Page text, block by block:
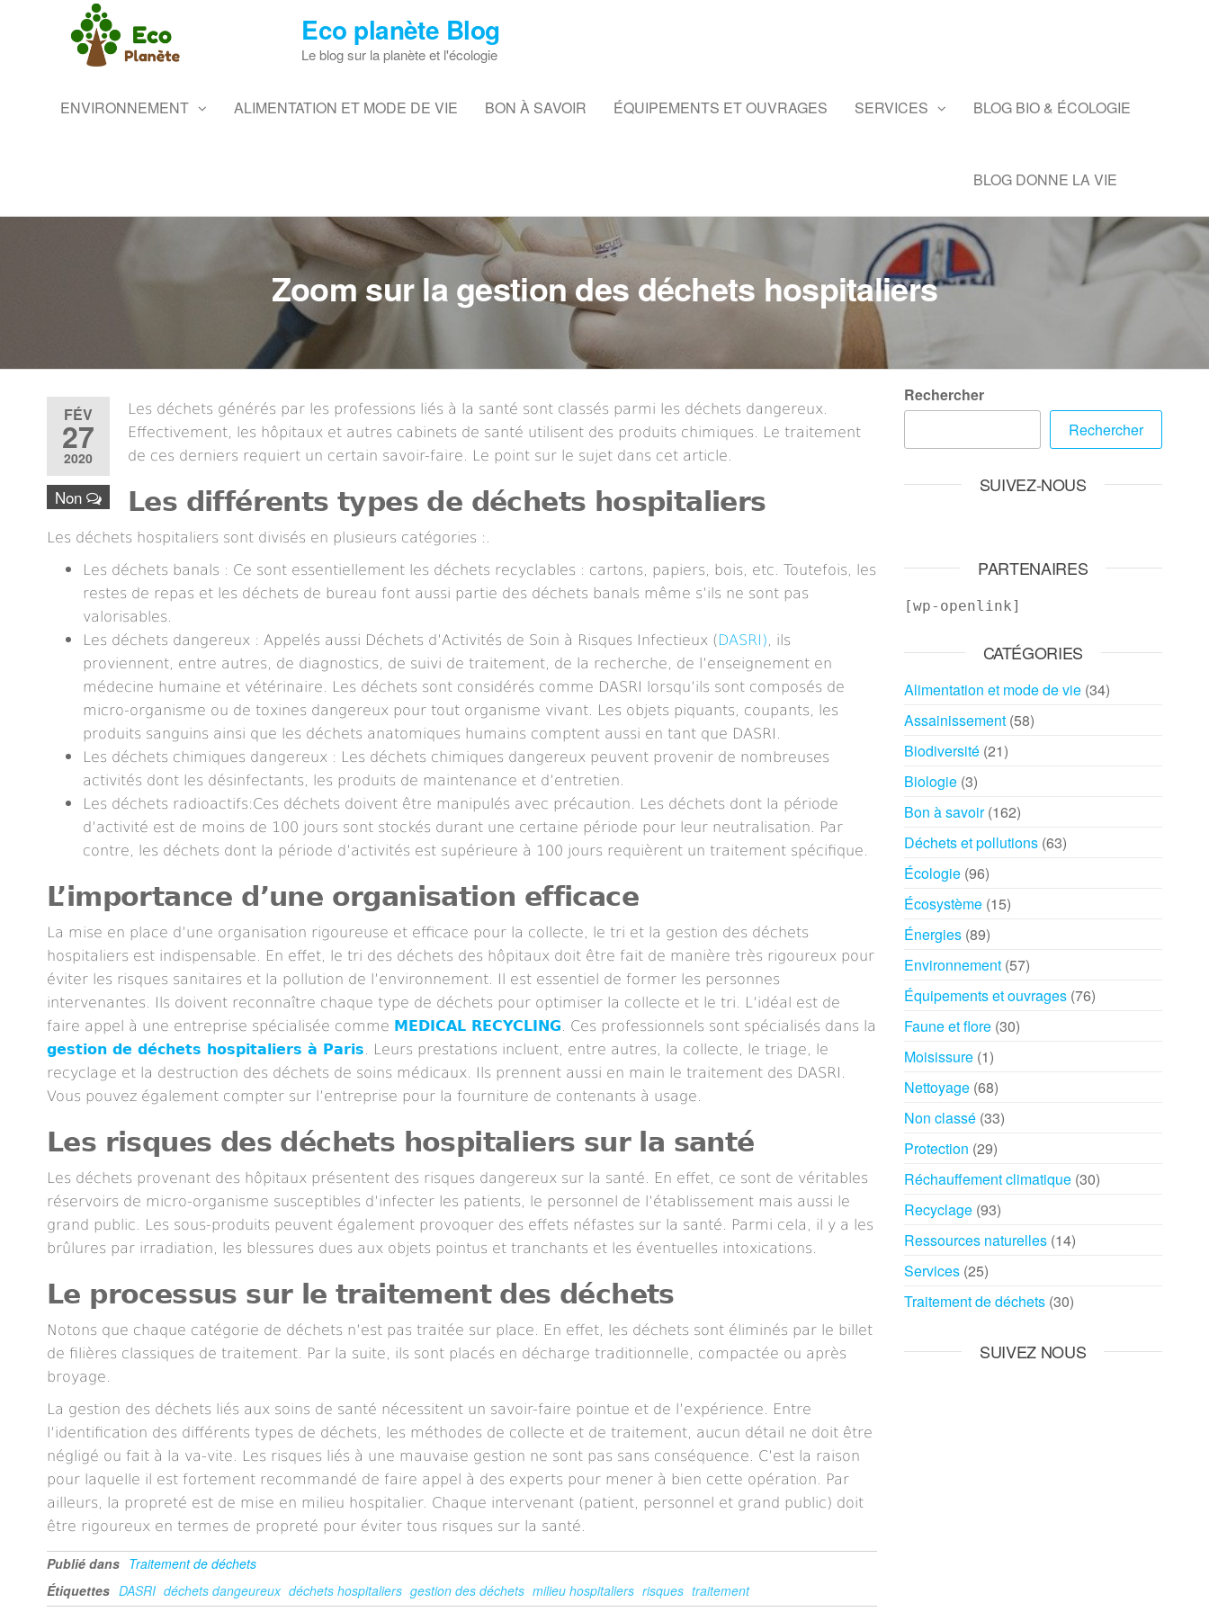
Eco planète Blog
Le blog sur la planète et l'écologie
ENVIRONNEMENT ALIMENTATION ET MODE DE VIE BON À SAVOIR ÉQUIPEMENTS ET OUVRAGES SERVICES BLOG BIO & ÉCOLOGIE
BLOG DONNE LA VIE
Zoom sur la gestion des déchets hospitaliers
FÉV
27
2020
Non
Les déchets générés par les professions liés à la santé sont classés parmi les déchets dangereux.
Effectivement, les hôpitaux et autres cabinets de santé utilisent des produits chimiques. Le traitement
de ces derniers requiert un certain savoir-faire. Le point sur le sujet dans cet article.
Les différents types de déchets hospitaliers
Les déchets hospitaliers sont divisés en plusieurs catégories :.
Les déchets banals : Ce sont essentiellement les déchets recyclables : cartons, papiers, bois, etc. Toutefois, les
restes de repas et les déchets de bureau font aussi partie des déchets banals même s’ils ne sont pas
valorisables.
Les déchets dangereux : Appelés aussi Déchets d’Activités de Soin à Risques Infectieux (DASRI), ils
proviennent, entre autres, de diagnostics, de suivi de traitement, de la recherche, de l’enseignement en
médecine humaine et vétérinaire. Les déchets sont considérés comme DASRI lorsqu’ils sont composés de
micro-organisme ou de toxines dangereux pour tout organisme vivant. Les objets piquants, coupants, les
produits sanguins ainsi que les déchets anatomiques humains comptent aussi en tant que DASRI.
Les déchets chimiques dangereux : Les déchets chimiques dangereux peuvent provenir de nombreuses
activités dont les désinfectants, les produits de maintenance et d’entretien.
Les déchets radioactifs:Ces déchets doivent être manipulés avec précaution. Les déchets dont la période
d’activité est de moins de 100 jours sont stockés durant une certaine période pour leur neutralisation. Par
contre, les déchets dont la période d’activités est supérieure à 100 jours requièrent un traitement spécifique.
L’importance d’une organisation efficace
La mise en place d’une organisation rigoureuse et efficace pour la collecte, le tri et la gestion des déchets
hospitaliers est indispensable. En effet, le tri des déchets des hôpitaux doit être fait de manière très rigoureux pour
éviter les risques sanitaires et la pollution de l’environnement. Il est essentiel de former les personnes
intervenantes. Ils doivent reconnaître chaque type de déchets pour optimiser la collecte et le tri. L’idéal est de
faire appel à une entreprise spécialisée comme MEDICAL RECYCLING. Ces professionnels sont spécialisés dans la
gestion de déchets hospitaliers à Paris. Leurs prestations incluent, entre autres, la collecte, le triage, le
recyclage et la destruction des déchets de soins médicaux. Ils prennent aussi en main le traitement des DASRI.
Vous pouvez également compter sur l’entreprise pour la fourniture de contenants à usage.
Les risques des déchets hospitaliers sur la santé
Les déchets provenant des hôpitaux présentent des risques dangereux sur la santé. En effet, ce sont de véritables
réservoirs de micro-organisme susceptibles d’infecter les patients, le personnel de l’établissement mais aussi le
grand public. Les sous-produits peuvent également provoquer des effets néfastes sur la santé. Parmi cela, il y a les
brûlures par irradiation, les blessures dues aux objets pointus et tranchants et les éventuelles intoxications.
Le processus sur le traitement des déchets
Notons que chaque catégorie de déchets n’est pas traitée sur place. En effet, les déchets sont éliminés par le billet
de filières classiques de traitement. Par la suite, ils sont placés en décharge traditionnelle, compactée ou après
broyage.
La gestion des déchets liés aux soins de santé nécessitent un savoir-faire pointue et de l’expérience. Entre
l’identification des différents types de déchets, les méthodes de collecte et de traitement, aucun détail ne doit être
négligé ou fait à la va-vite. Les risques liés à une mauvaise gestion ne sont pas sans conséquence. C’est la raison
pour laquelle il est fortement recommandé de faire appel à des experts pour mener à bien cette opération. Par
ailleurs, la propreté est de mise en milieu hospitalier. Chaque intervenant (patient, personnel et grand public) doit
être rigoureux en termes de propreté pour éviter tous risques sur la santé.
Publié dans Traitement de déchets
Étiquettes DASRI déchets dangeureux déchets hospitaliers gestion des déchets milieu hospitaliers risques traitement
Rechercher
Rechercher
SUIVEZ-NOUS
PARTENAIRES
[wp-openlink]
CATÉGORIES
Alimentation et mode de vie(34)
Assainissement(58)
Biodiversité(21)
Biologie(3)
Bon à savoir(162)
Déchets et pollutions(63)
Écologie(96)
Écosystème(15)
Énergies(89)
Environnement(57)
Équipements et ouvrages(76)
Faune et flore(30)
Moisissure(1)
Nettoyage(68)
Non classé(33)
Protection (29)
Réchauffement climatique(30)
Recyclage(93)
Ressources naturelles(14)
Services(25)
Traitement de déchets(30)
SUIVEZ NOUS